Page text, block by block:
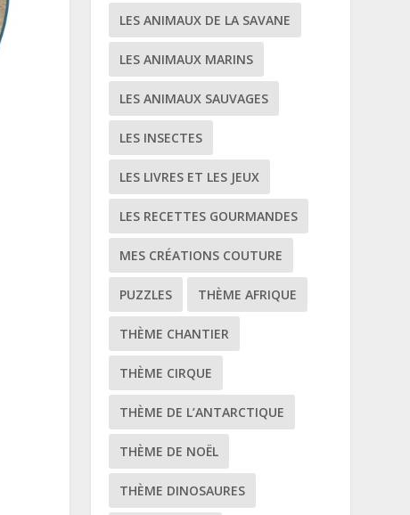
LES ANIMAUX DE LA SAVANE
LES ANIMAUX MARINS
LES ANIMAUX SAUVAGES
LES INSECTES
LES LIVRES ET LES JEUX
LES RECETTES GOURMANDES
MES CRÉATIONS COUTURE
PUZZLES THÈME AFRIQUE
THÈME CHANTIER
THÈME CIRQUE
THÈME DE L’ANTARCTIQUE
THÈME DE NOËL
THÈME DINOSAURES